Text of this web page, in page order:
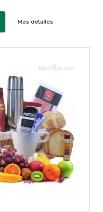
Más detalles